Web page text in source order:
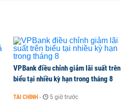
VPBank điều chỉnh giảm lãi suất trên
biểu tại nhiều kỳ hạn trong tháng 8
TÀI CHÍNH - 5 giờ trước